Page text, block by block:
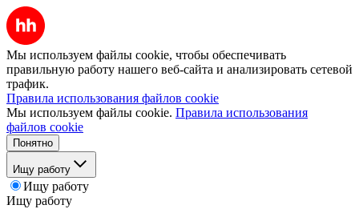
Мы используем файлы cookie, чтобы обеспечивать
правильную работу нашего веб-сайта и анализировать сетевой
трафик.
Правила использования файлов cookie
Мы используем файлы cookie. Правила использования
файлов cookie
Понятно
Ищу работу
Ищу работу
Ищу работу